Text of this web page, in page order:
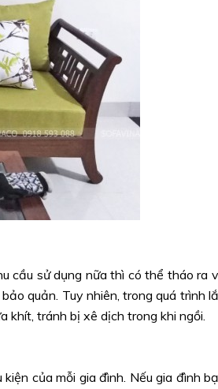
cầu sử dụng nữa thì có thể tháo ra
quản. Tuy nhiên, trong quá trình
khít, tránh bị xê dịch trong khi ngồi.
của mỗi gia đình. Nếu gia đình